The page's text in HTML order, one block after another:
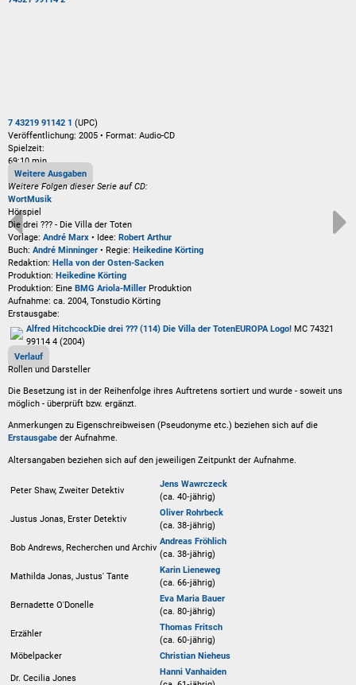
7 43219 91142 1 (UPC)
Veröffentlichung: 2005 • Format: Audio-CD
Spielzeit:
69:10 min.
Weitere Ausgaben
Weitere Folgen dieser Serie auf CD:
WortMusik
Hörspiel
Die drei ??? - Die Villa der Toten
Vorlage: André Marx • Idee: Robert Arthur
Buch: André Minninger • Regie: Heikedine Körting
Redaktion: Hella von der Osten-Sacken
Produktion: Heikedine Körting
Produktion: Eine BMG Ariola-Miller Produktion
Aufnahme: ca. 2004, Tonstudio Körting
Erstausgabe:
Alfred HitchcockDie drei ??? (114) Die Villa der TotenEUROPA Logo! MC 74321
99114 4 (2004)
Verlauf
Rollen und Darsteller
Die Besetzung ist in der Reihenfolge ihres Auftretens sortiert und wurde - soweit uns
möglich - überprüft bzw. ergänzt.
Anmerkungen zu Eigenschreibweisen (Pseudonyme etc.) beziehen sich auf die
Erstausgabe der Aufnahme.
Altersangaben beziehen sich auf den jeweiligen Zeitpunkt der Aufnahme
Peter Shaw, Zweiter Detektiv
Jens Wawrczeck
(ca. 40‑jährig)
Justus Jonas, Erster Detektiv
Oliver Rohrbeck
(ca. 38‑jährig)
Bob Andrews, Recherchen und Archiv
Andreas Fröhlich
(ca. 38‑jährig)
Mathilda Jonas, Justus' Tante
Karin Lieneweg
(ca. 66‑jährig)
Bernadette O'Donelle
Eva Maria Bauer
(ca. 80‑jährig)
Erzähler
Thomas Fritsch
(ca. 60‑jährig)
Möbelpacker
Christian Nieheus
Dr. Cecilia Jones
Hanni Vanhaiden